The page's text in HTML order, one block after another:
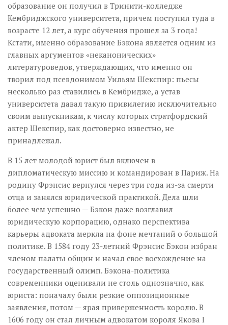
образование он получил в Тринити-колледже
Кембриджского университета, причем поступил туда в
возрасте 12 лет, а курс обучения прошел за 3 года!
Кстати, именно образование Бэкона является одним из
главных аргументов «неканонических»
литературоведов, утверждающих, что именно он
творил под псевдонимом Уильям Шекспир: пьесы
несколько раз ставились в Кембридже, а устав
университета давал такую привилегию исключительно
своим выпускникам, к числу которых стратфордский
актер Шекспир, как достоверно известно, не
принадлежал.
В 15 лет молодой юрист был включен в
дипломатическую миссию и командирован в Париж. На
родину Фрэнсис вернулся через три года из-за смерти
отца и занялся юридической практикой. Дела шли
более чем успешно — Бэкон даже возглавил
юридическую корпорацию, однако перспектива
карьеры адвоката меркла на фоне мечтаний о большой
политике. В 1584 году 23-летний Фрэнсис Бэкон избран
членом палаты общин и начал свое восхождение на
государственный олимп. Бэкона-политика
современники оценивали не столь однозначно, как
юриста: поначалу были резкие оппозиционные
заявления, потом — ярая приверженность королю. В
1606 году он стал личным адвокатом короля Якова I